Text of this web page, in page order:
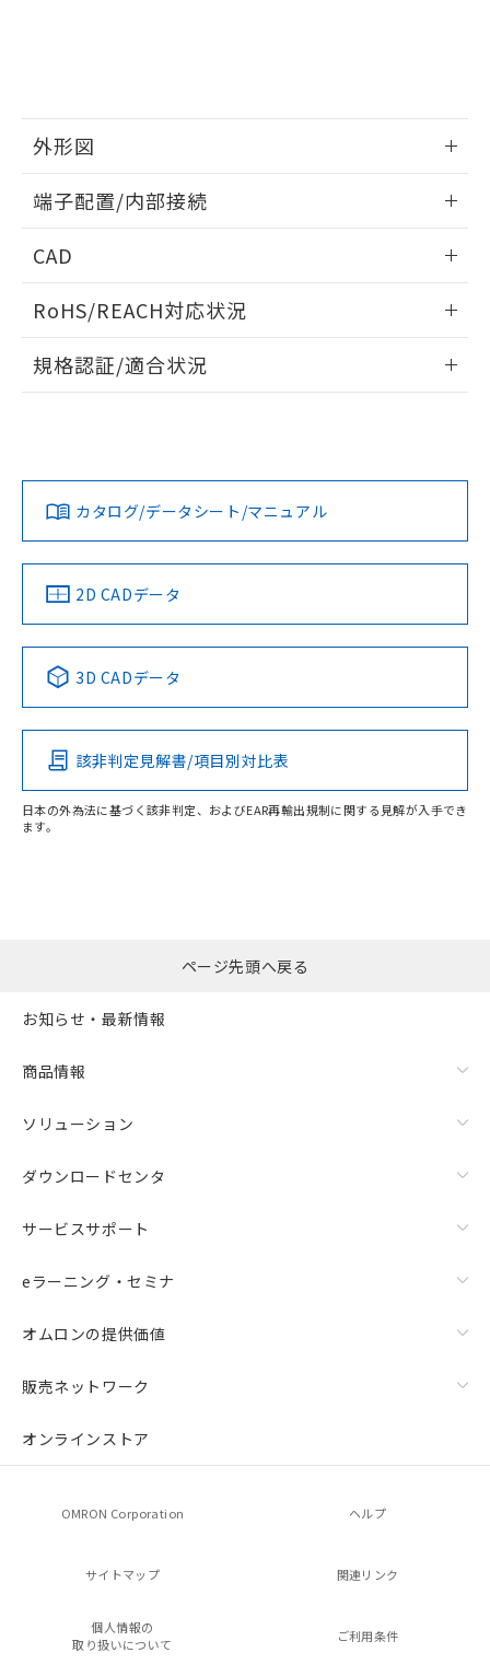
外形図
外形図
取りつけ穴加工図
端子配置/内部接続
端子配置/内部接続
CAD
ドすることができます。
ログイン/会員登録
ダウンロードデータをご利用いただく前に、以下を必ずお読
みください。
ソフトウェアの使用条件
RoHS/REACH対応状況
G2R-14 DC6のRoHS対応状況については、営業部門もしくは
この製品のRoHS/REACH対応状況ページへ
規格認証/適合状況
カタログ/データシート/マニュアル
2D CADデータ
3D CADデータ
該非判定見解書/項目別対比表
日本の外為法に基づく該非判定、およびEAR再輸出規制に関する見解が入手でき
ます。
また、RoHS指令のフタル酸エステル類４
物質の対応では、対応完了までの期間は出
欄に対応日を記載しておりました。
既に当社にて対応品への在庫切替を完了
していることから、特段のことがない限
す。
ページ先頭へ戻る
お知らせ・最新情報
商品情報
ソリューション
ダウンロードセンタ
サービスサポート
eラーニング・セミナ
オムロンの提供価値
販売ネットワーク
オンラインストア
OMRON Corporation ヘルプ
サイトマップ 関連リンク
個人情報の
取り扱いについて
ご利用条件